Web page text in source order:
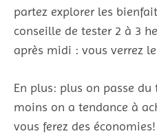
partez explorer les
conseille de tester 2 à 3
après midi : vous verrez
En plus: plus on passe
moins on a tendance à
vous ferez des économies!